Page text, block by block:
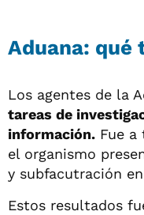
Aduana: qué
Los agentes de la
tareas de
información. Fue
el organismo
y subfacutración
Estos resultados